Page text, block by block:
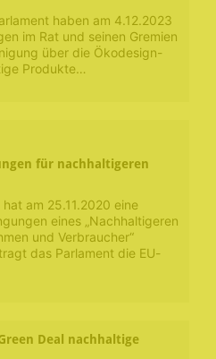
haben am 4.12.2023
im Rat und seinen Gremien
über die Ökodesign-
Produkte…
für nachhaltigeren
am 25.11.2020 eine
eines „Nachhaltigeren
und Verbraucher“
das Parlament die EU-
Deal nachhaltige